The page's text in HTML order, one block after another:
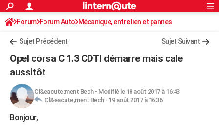
ACTUALITÉS
Politique
Société
Faits Divers
Education
Monde
Villes
+
Programme TV
Streaming
Sorties cinéma
FINANCE
Retraite
Impôts
Epargne
Immobilier
Risques naturels par ville
Banque
Assurance
Crédit
AUTO
Essais
Réserver un essai
Citadines
Berlines
SUV
Forum auto
HIGH-TECH
Rechercher
S'inscrire
Connexion
Forum Forum Auto Mécanique, entretien et pannes
Sujet Précédent Sujet Suivant
Opel corsa C 1.3 CDTI démarre mais cale
aussitôt
Cl&eacute;ment Bech- Modifié le 18 août 2017 à 16:43
Cl&eacute;ment Bech - 19 août 2017 à 16:36
Bonjour,